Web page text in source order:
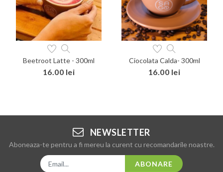
Beetroot Latte - 300ml
16.00 lei
Ciocolata Calda- 300ml
16.00 lei
NEWSLETTER
Aboneaza-te pentru a fi mereu la curent cu recomandarile noastre.
ABONARE